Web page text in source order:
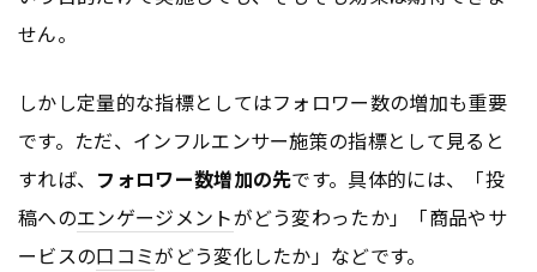
せん。
しかし定量的な指標としてはフォロワー数の増加も重要
です。ただ、インフルエンサー施策の指標として見ると
すれば、 フォロワー数増加の先です。具体的には、「投
稿へのエンゲージメントがどう変わったか」「商品やサ
ービスの口コミがどう変化したか」などです。